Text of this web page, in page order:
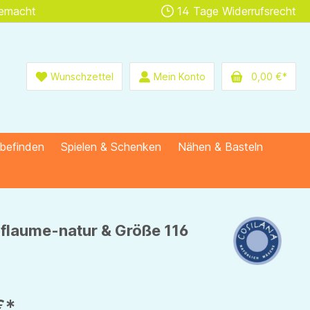
14 Tage Widerrufsrecht
Wunschzettel Mein Konto 0,00 €*
Spielen & Schenken
Nähen & Basteln
natur & Größe 116